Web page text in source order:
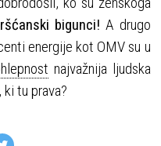
bigunci! A drugo
energije kot OMV su u
najvažnija ljudska
tu prava?